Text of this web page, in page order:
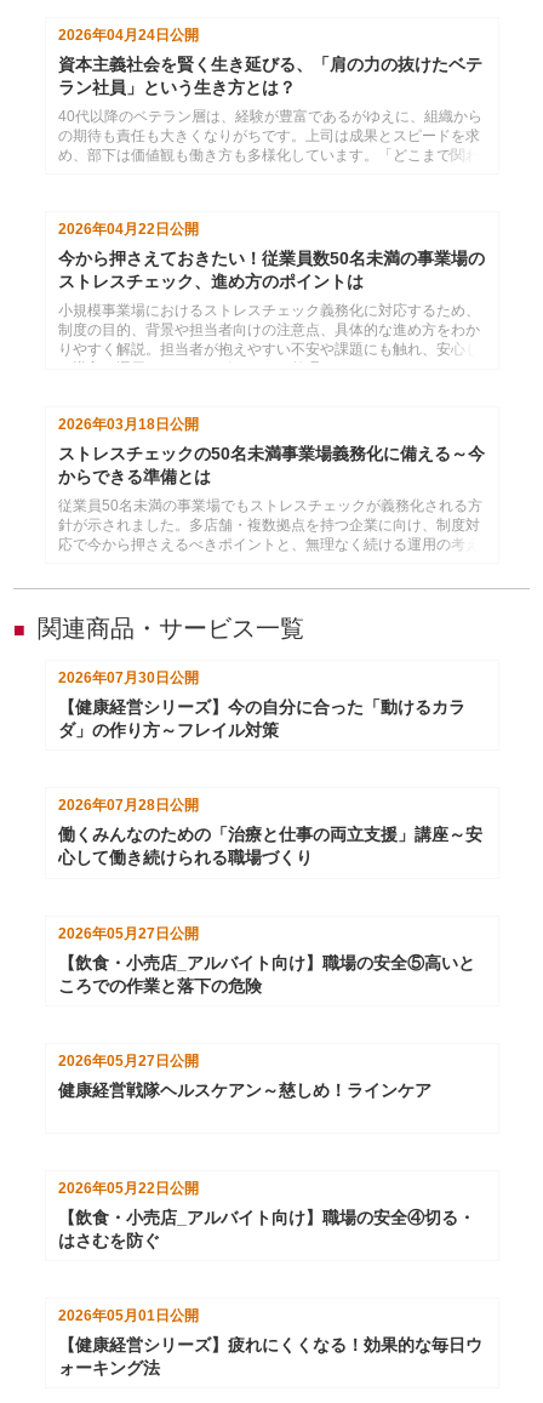
2026年04月24日公開
資本主義社会を賢く生き延びる、「肩の力の抜けたベテ
ラン社員」という生き方とは？
40代以降のベテラン層は、経験が豊富であるがゆえに、組織から
の期待も責任も大きくなりがちです。上司は成果とスピードを求
め、部下は価値観も働き方も多様化しています。「どこまで関わ
し見直すだけで、驚くほど軽減できます。
2026年04月22日 公開
今から押さえておきたい！従業員数50名未満の事業場の
ストレスチェック、進め方のポイントは
小規模事業場におけるストレスチェック義務化に対応するため、
制度の目的、背景や担当者向けの注意点、具体的な進め方をわか
りやすく解説。担当者が抱えやすい不安や課題にも触れ、安心し
2026年03月18日公開
ストレスチェックの50名未満事業場義務化に備える～今
からできる準備とは
従業員50名未満の事業場でもストレスチェックが義務化される方
針が示されました。多店舗・複数拠点を持つ企業に向け、制度対
応で今から押さえるべきポイントと、無理なく続ける運用の考え
■ 関連商品・サービス一覧
2026年07月30日 公開
【健康経営シリーズ】今の自分に合った「動けるカラ
ダ」の作り方～フレイル対策
2026年07月28日 公開
働くみんなのための「治療と仕事の両立支援」講座～安
心して働き続けられる職場づくり
2026年05月27日公開
【飲食・小売店_アルバイト向け】職場の安全⑤高いと
ころでの作業と落下の危険
2026年05月27日公開
健康経営戦隊ヘルスケアン～慈しめ！ラインケア
2026年05月22日 公開
【飲食・小売店_アルバイト向け】職場の安全④切る・
はさむを防ぐ
2026年05月01日 公開
【健康経営シリーズ】疲れにくくなる！効果的な毎日ウ
ォーキング法